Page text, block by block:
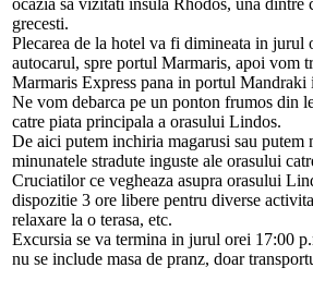
ocazia sa vizitati insula Rhodos, una dintre
grecesti.
Plecarea de la hotel va fi dimineata in jurul
autocarul, spre portul Marmaris, apoi vom
Marmaris Express pana in portul Mandraki
Ne vom debarca pe un ponton frumos din
catre piata principala a orasului Lindos.
De aici putem inchiria magarusi sau putem
minunatele stradute inguste ale orasului
Cruciatilor ce vegheaza asupra orasului
dispozitie 3 ore libere pentru diverse
relaxare la o terasa, etc.
Excursia se va termina in jurul orei 17:00
nu se include masa de pranz, doar